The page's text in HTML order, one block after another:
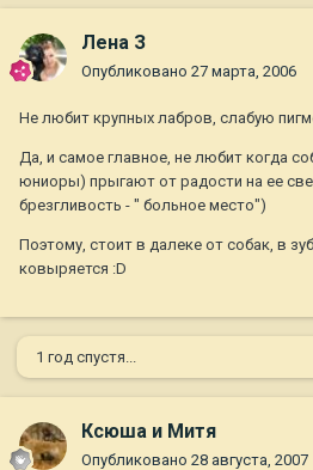
Лена З
Опубликовано 27 марта, 2006
Не любит крупных лабров, слабую
Да, и самое главное, не любит когда
юниоры) прыгают от радости на ее
брезгливость - " больное место")
Поэтому, стоит в далеке от собак, в
ковыряется :D
1 год спустя...
Ксюша и Митя
Опубликовано 28 августа, 2007